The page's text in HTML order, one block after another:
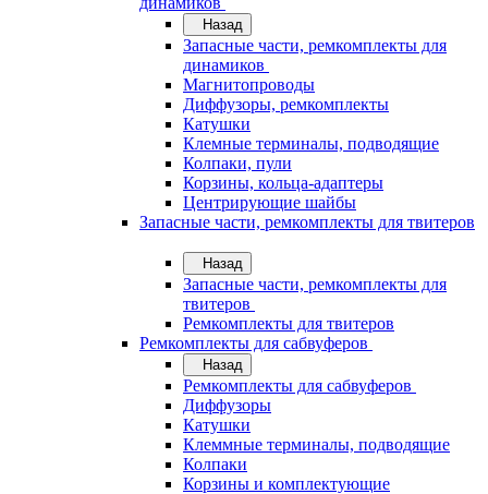
Назад
Запасные части, ремкомплекты для
динамиков
Магнитопроводы
Диффузоры, ремкомплекты
Катушки
Клемные терминалы, подводящие
Колпаки, пули
Корзины, кольца-адаптеры
Центрирующие шайбы
Запасные части, ремкомплекты для твитеров
Назад
Запасные части, ремкомплекты для
твитеров
Ремкомплекты для твитеров
Ремкомплекты для сабвуферов
Назад
Ремкомплекты для сабвуферов
Диффузоры
Катушки
Клеммные терминалы, подводящие
Колпаки
Корзины и комплектующие